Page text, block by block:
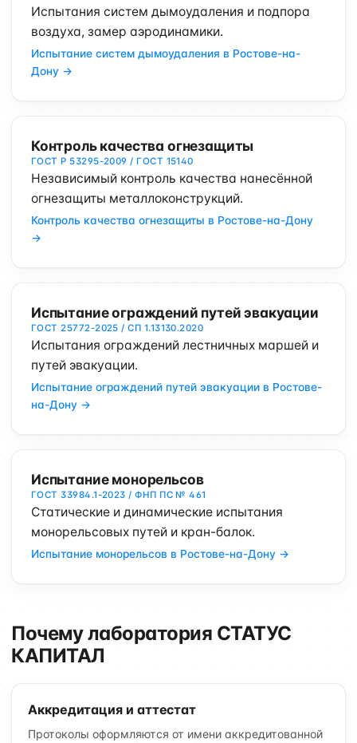
Испытания систем дымоудаления и подпора
воздуха, замер аэродинамики.
Испытание систем дымоудаления в Ростове-на-
Дону →
Контроль качества огнезащиты
ГОСТ Р 53295-2009 / ГОСТ 15140
Независимый контроль качества нанесённой
огнезащиты металлоконструкций.
Контроль качества огнезащиты в Ростове-на-Дону
→
Испытание ограждений путей эвакуации
ГОСТ 25772-2025 / СП 1.13130.2020
Испытания ограждений лестничных маршей и
путей эвакуации.
Испытание ограждений путей эвакуации в Ростове-
на-Дону →
Испытание монорельсов
ГОСТ 33984.1-2023 / ФНП ПС № 461
Статические и динамические испытания
монорельсовых путей и кран-балок.
Испытание монорельсов в Ростове-на-Дону →
Почему лаборатория СТАТУС
КАПИТАЛ
Аккредитация и аттестат
Протоколы оформляются от имени аккредитованной